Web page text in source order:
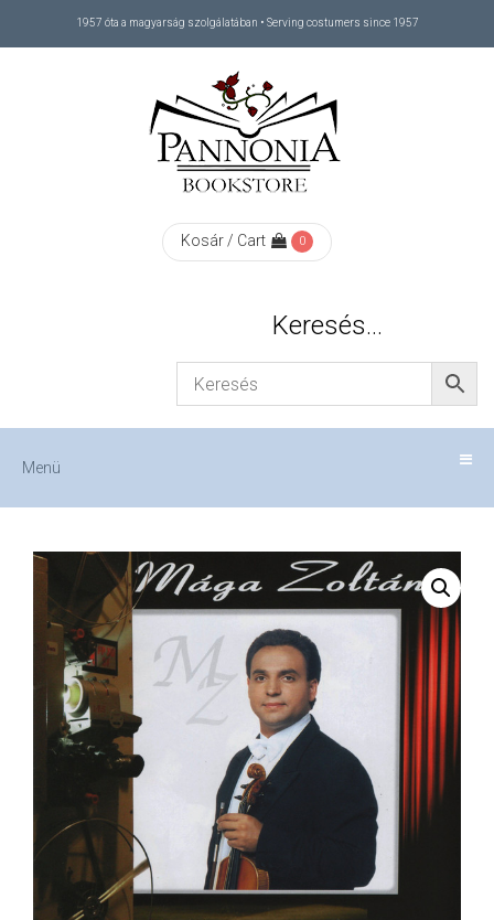
1957 óta a magyarság szolgálatában • Serving costumers since 1957
Kosár / Cart 0
Keresés…
Menü
KAPCSOLAT
CONTACT